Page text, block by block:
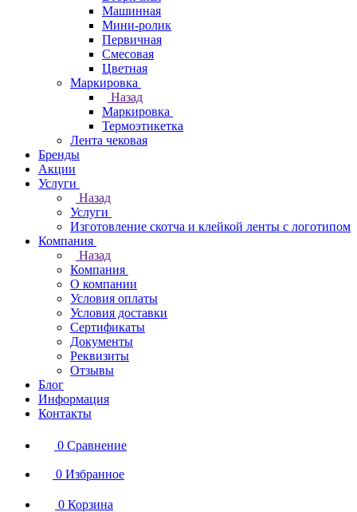
Машинная
Мини-ролик
Первичная
Смесовая
Цветная
Маркировка
Назад
Маркировка
Термоэтикетка
Лента чековая
Бренды
Акции
Услуги
Назад
Услуги
Изготовление скотча и клейкой ленты с логотипом
Компания
Назад
Компания
О компании
Условия оплаты
Условия доставки
Сертификаты
Документы
Реквизиты
Отзывы
Блог
Информация
Контакты
0 Сравнение
0 Избранное
0 Корзина